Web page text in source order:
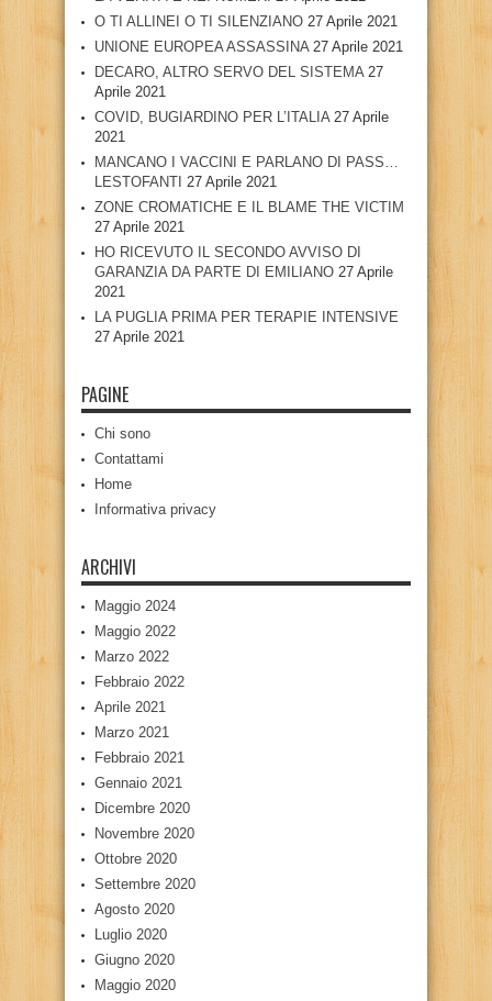
O TI ALLINEI O TI SILENZIANO 27 Aprile 2021
UNIONE EUROPEA ASSASSINA 27 Aprile 2021
DECARO, ALTRO SERVO DEL SISTEMA 27
Aprile 2021
COVID, BUGIARDINO PER L’ITALIA 27 Aprile
2021
MANCANO I VACCINI E PARLANO DI PASS…
LESTOFANTI 27 Aprile 2021
ZONE CROMATICHE E IL BLAME THE VICTIM
27 Aprile 2021
HO RICEVUTO IL SECONDO AVVISO DI
GARANZIA DA PARTE DI EMILIANO 27 Aprile
2021
LA PUGLIA PRIMA PER TERAPIE INTENSIVE
27 Aprile 2021
PAGINE
Chi sono
Contattami
Home
Informativa privacy
ARCHIVI
Maggio 2024
Maggio 2022
Marzo 2022
Febbraio 2022
Aprile 2021
Marzo 2021
Febbraio 2021
Gennaio 2021
Dicembre 2020
Novembre 2020
Ottobre 2020
Settembre 2020
Agosto 2020
Luglio 2020
Giugno 2020
Maggio 2020